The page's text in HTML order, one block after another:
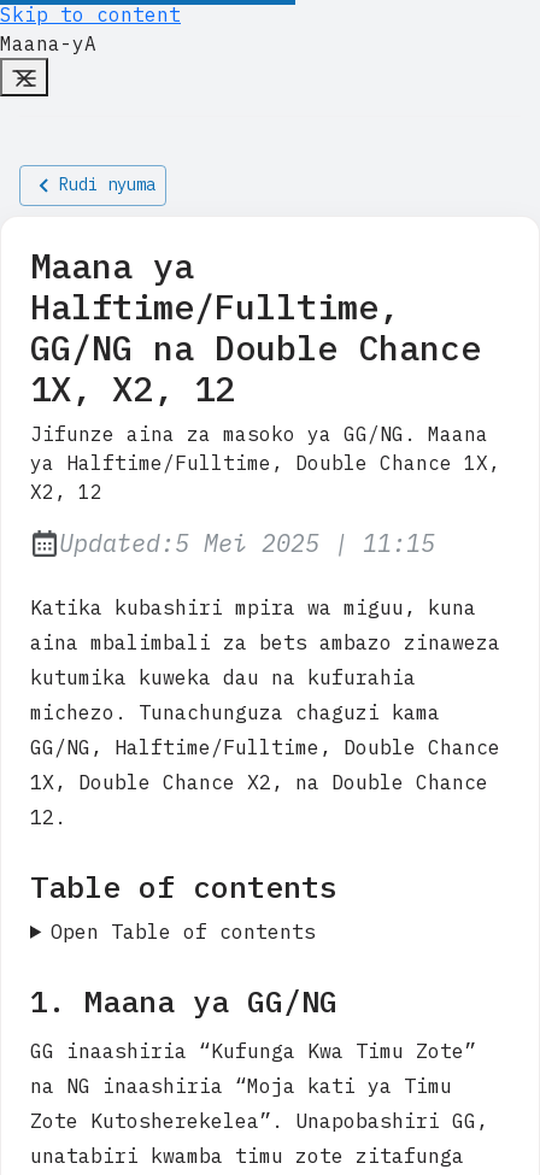
Skip to content
Maana-yA
Rudi nyuma
Maana ya
Halftime/Fulltime,
GG/NG na Double Chance
1X, X2, 12
Jifunze aina za masoko ya GG/NG. Maana
ya Halftime/Fulltime, Double Chance 1X,
X2, 12
Updated:5 Mei 2025 | at
11:15
Katika kubashiri mpira wa miguu, kuna
aina mbalimbali za bets ambazo zinaweza
kutumika kuweka dau na kufurahia
michezo. Tunachunguza chaguzi kama
GG/NG, Halftime/Fulltime, Double Chance
1X, Double Chance X2, na Double Chance
12.
Table of contents
Open Table of contents
1. Maana ya GG/NG
GG inaashiria “Kufunga Kwa Timu Zote”
na NG inaashiria “Moja kati ya Timu
Zote Kutosherekelea”. Unapobashiri GG,
unatabiri kwamba timu zote zitafunga